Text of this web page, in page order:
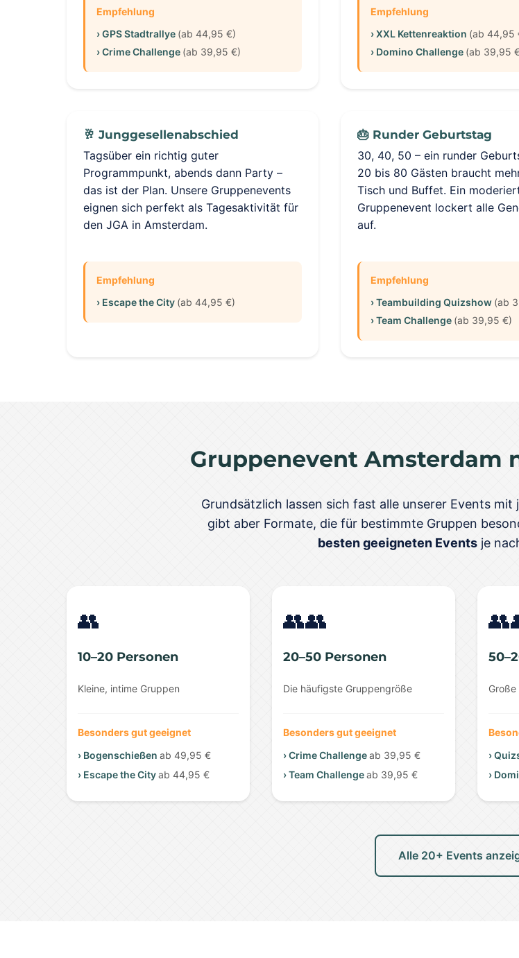
Empfehlung
› GPS Stadtrallye (ab 44,95 €)
› Crime Challenge (ab 39,95 €)
Empfehlung
› XXL Kettenreaktion (ab 44,95
› Domino Challenge (ab 39,95
🥂 Junggesellenabschied
Tagsüber ein richtig guter
Programmpunkt, abends dann Party –
das ist der Plan. Unsere Gruppenevents
eignen sich perfekt als Tagesaktivität für
den JGA in Amsterdam.
Empfehlung
› Escape the City (ab 44,95 €)
🎂 Runder Geburtstag
30, 40, 50 – ein runder
20 bis 80 Gästen braucht
Tisch und Buffet. Ein
Gruppenevent lockert alle
auf.
Empfehlung
› Teambuilding Quizshow (ab
› Team Challenge (ab 39,95 €)
Gruppenevent Amsterdam
Grundsätzlich lassen sich fast alle unserer Events
gibt aber Formate, die für bestimmte Gruppen
besten geeigneten Eventsje
👥
10–20 Personen
Kleine, intime Gruppen
Besonders gut geeignet
› Bogenschießen ab 49,95 €
› Escape the Cityab 44,95 €
👥👥
20–50 Personen
Die häufigste Gruppengröße
Besonders gut geeignet
› Crime Challengeab 39,95 €
› Team Challengeab 39,95 €
›
›
Alle 20+ Events